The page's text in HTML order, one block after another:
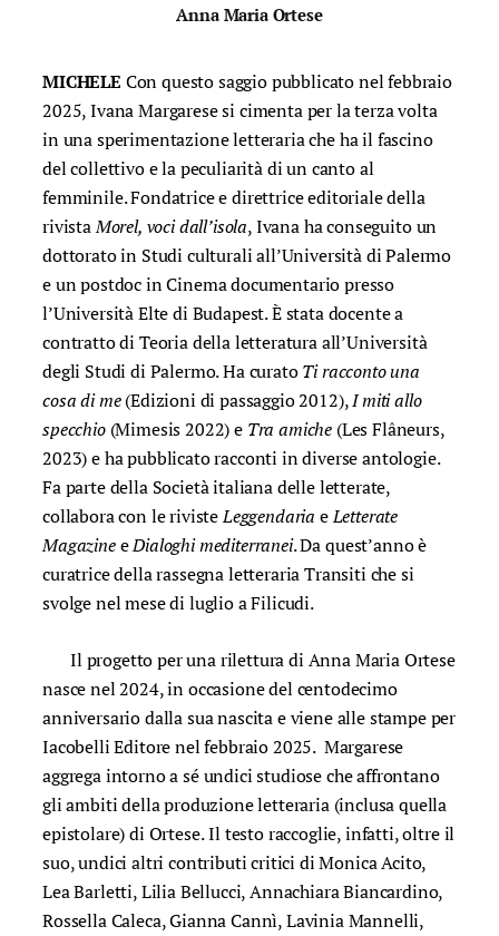
Anna Maria Ortese
MICHELE Con questo saggio pubblicato nel febbraio
2025, Ivana Margarese si cimenta per la terza volta
in una sperimentazione letteraria che ha il fascino
del collettivo e la peculiarità di un canto al
femminile. Fondatrice e direttrice editoriale della
rivistaMorel, voci dall’isola, Ivana ha conseguito un
dottorato in Studi culturali all’Università di Palermo
e un postdoc in Cinema documentario presso
l’Università Elte di Budapest. È stata docente a
contratto di Teoria della letteratura all’Università
degli Studi di Palermo. Ha curatoTi racconto una
cosa di me(Edizioni di passaggio 2012),I miti allo
specchio (Mimesis 2022) e Tra amiche (Les Flâneurs,
2023) e ha pubblicato racconti in diverse antologie.
Fa parte della Società italiana delle letterate,
collabora con le rivisteLeggendaria eLetterate
MagazineeDialoghimediterranei. Da quest’anno è
curatrice della rassegna letteraria Transiti che si
svolge nel mese di luglio a Filicudi.
Il progetto per una rilettura di Anna Maria Ortese
nasce nel 2024, in occasione del centodecimo
anniversario dalla sua nascita e viene alle stampe per
Iacobelli Editore nel febbraio 2025. Margarese
aggrega intorno a sé undici studiose che affrontano
gli ambiti della produzione letteraria (inclusa quella
epistolare) di Ortese.Il testo raccoglie, infatti, oltre il
suo, undici altri contributi critici di Monica Acito,
Lea Barletti, Lilia Bellucci, Annachiara Biancardino,
Rossella Caleca, Gianna Cannì, Lavinia Mannelli,